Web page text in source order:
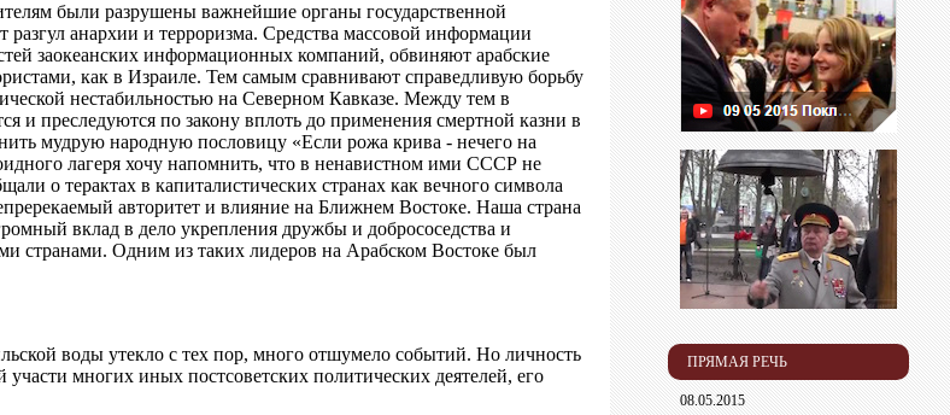
были разрушены важнейшие органы государственной
анархии и терроризма. Средства массовой информации
заокеанских информационных компаний, обвиняют арабские
как в Израиле. Тем самым сравнивают справедливую борьбу
нестабильностью на Северном Кавказе. Между тем в
и преследуются по закону вплоть до применения смертной казни в
мудрую народную пословицу «Если рожа крива - нечего на
лагеря хочу напомнить, что в ненавистном ими СССР не
о терактах в капиталистических странах как вечного символа
авторитет и влияние на Ближнем Востоке. Наша страна
вклад в дело укрепления дружбы и добрососедства и
странами. Одним из таких лидеров на Арабском Востоке был
воды утекло с тех пор, много отшумело событий. Но личность
многих иных постсоветских политических деятелей, его
ПРЯМАЯ РЕЧЬ
08.05.2015